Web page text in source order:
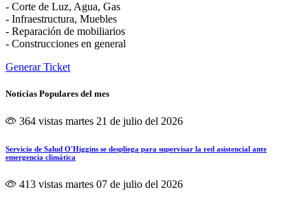
- Corte de Luz, Agua, Gas
- Infraestructura, Muebles
- Reparación de mobiliarios
- Construcciones en general
Generar Ticket
Noticias Populares del mes
364 vistas martes 21 de julio del 2026
Servicio de Salud O'Higgins se despliega para supervisar la red asistencial ante
emergencia climática
413 vistas martes 07 de julio del 2026